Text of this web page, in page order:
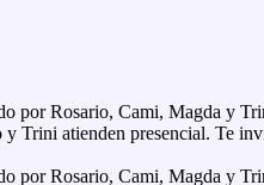
Rosario, Cami, Magda y
atienden presencial. Te
Rosario, Cami, Magda y